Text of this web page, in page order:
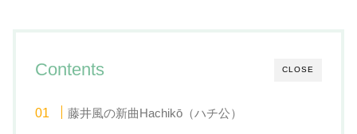
CLOSE
Contents
藤井風の新曲Hachikō（ハチ公）